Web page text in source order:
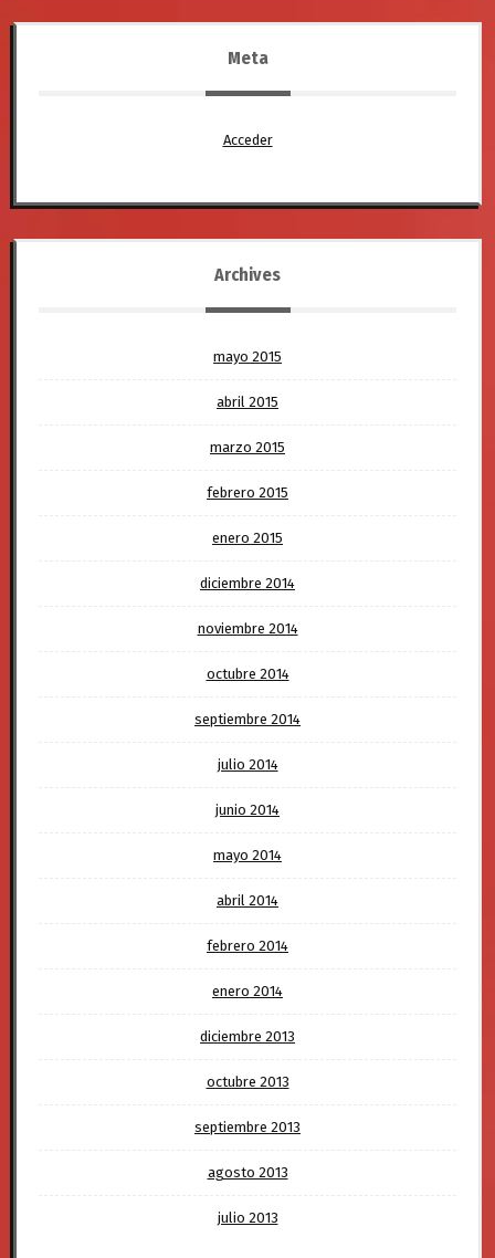
Meta
Acceder
Archives
mayo 2015
abril 2015
marzo 2015
febrero 2015
enero 2015
diciembre 2014
noviembre 2014
octubre 2014
septiembre 2014
julio 2014
junio 2014
mayo 2014
abril 2014
febrero 2014
enero 2014
diciembre 2013
octubre 2013
septiembre 2013
agosto 2013
julio 2013